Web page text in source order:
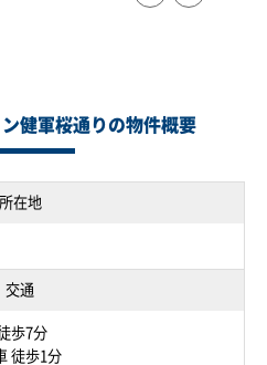
健軍桜通りの物件概要
所在地
交通
歩7分
徒歩1分